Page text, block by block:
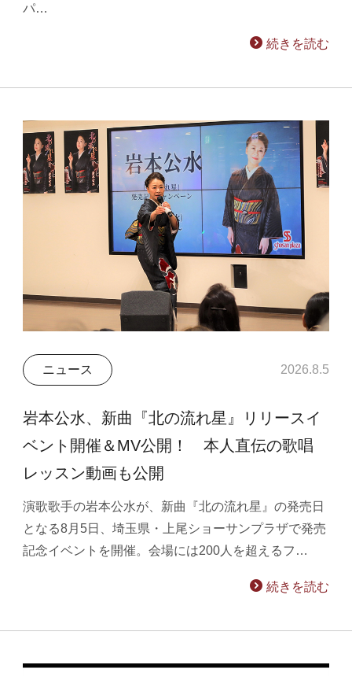
パ…
続きを読む
ニュース 2026.8.5
岩本公水、新曲『北の流れ星』リリースイ
ベント開催＆MV公開！ 本人直伝の歌唱
レッスン動画も公開
演歌歌手の岩本公水が、新曲『北の流れ星』の発売日
となる8月5日、埼玉県・上尾ショーサンプラザで発売
記念イベントを開催。会場には200人を超えるフ…
続きを読む